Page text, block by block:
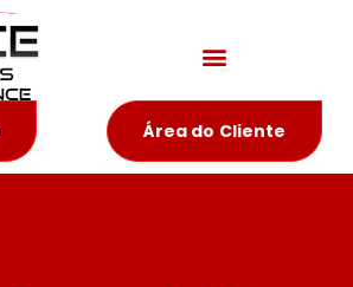
Área do Cliente